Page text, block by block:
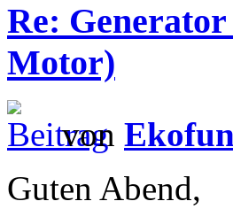
Re:
Motor)
von Ekofun
Guten Abend,